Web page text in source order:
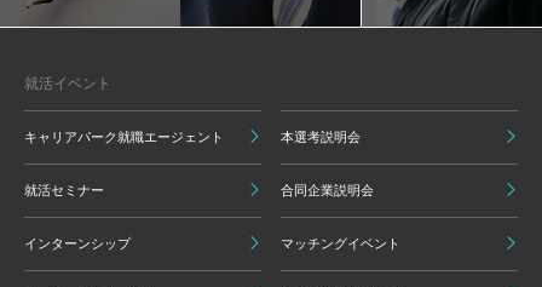
就活イベント
キャリアパーク就職エージェント 本選考説明会
就活セミナー 合同企業説明会
インターンシップ マッチングイベント